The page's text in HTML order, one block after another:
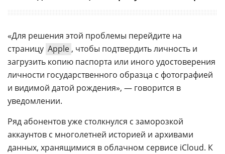
«Для решения этой проблемы перейдите на
страницу Apple , чтобы подтвердить личность и
загрузить копию паспорта или иного удостоверения
личности государственного образца с фотографией
и видимой датой рождения», — говорится в
уведомлении.
Ряд абонентов уже столкнулся с заморозкой
аккаунтов с многолетней историей и архивами
данных, хранящимися в облачном сервисе iCloud. К